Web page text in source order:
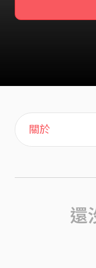
主頁
歌單
喜歡
關於
還